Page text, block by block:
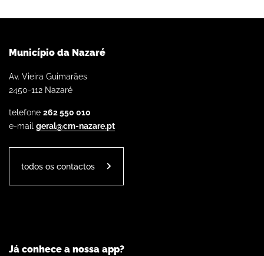
Município da Nazaré
Av. Vieira Guimarães
2450-112 Nazaré
telefone 262 550 010
e-mail geral@cm-nazare.pt
todos os contactos
Já conhece a nossa app?